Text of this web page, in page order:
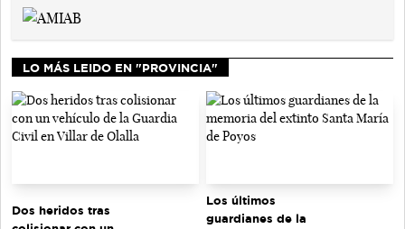
LO MÁS LEIDO EN "PROVINCIA"
Dos heridos tras
Los últimos
guardianes de la